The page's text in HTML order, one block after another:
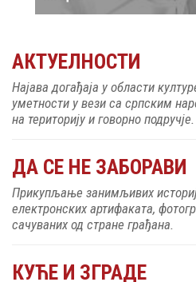
АКТУЕЛНОСТИ
Најава догађаја у области
уметности у вези са српским
на територију и говорно подручје.
ДА СЕ НЕ ЗАБОРАВИ
Прикупљање занимљивих
електронских артифаката,
сачуваних од стране грађана.
КУЋЕ И ЗГРАДЕ